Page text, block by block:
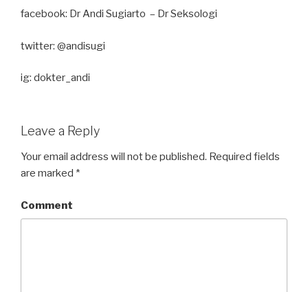
facebook: Dr Andi Sugiarto – Dr Seksologi
twitter: @andisugi
ig: dokter_andi
Leave a Reply
Your email address will not be published. Required fields
are marked *
Comment